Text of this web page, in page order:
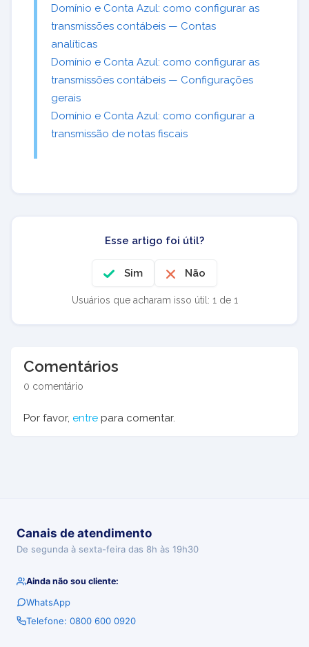
Domínio e Conta Azul: como configurar as
transmissões contábeis — Contas
analíticas
Domínio e Conta Azul: como configurar as
transmissões contábeis — Configurações
gerais
Domínio e Conta Azul: como configurar a
transmissão de notas fiscais
Esse artigo foi útil?
Sim Não
Usuários que acharam isso útil: 1 de 1
Comentários
0 comentário
Por favor, entre para comentar.
Canais de atendimento
De segunda à sexta-feira das 8h às 19h30
Ainda não sou cliente:
WhatsApp
Telefone: 0800 600 0920